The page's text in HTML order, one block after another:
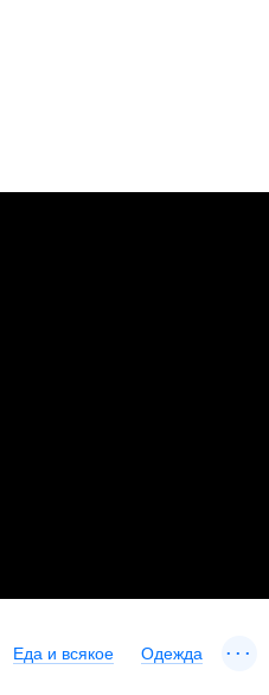
Еда и всякое Одежда ...